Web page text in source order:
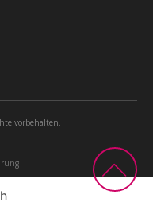
vorbehalten.